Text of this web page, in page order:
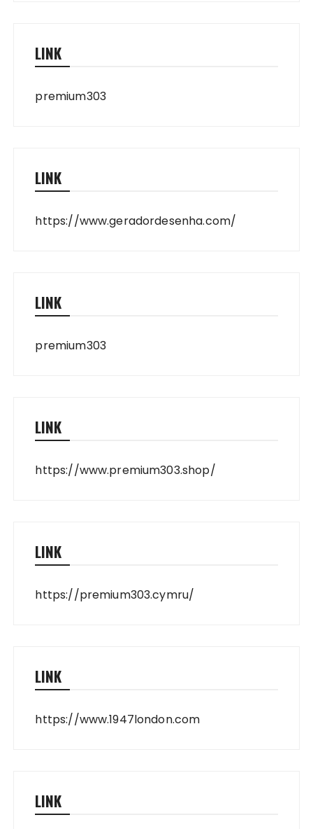
LINK
premium303
LINK
https://www.geradordesenha.com/
LINK
premium303
LINK
https://www.premium303.shop/
LINK
https://premium303.cymru/
LINK
https://www.1947london.com
LINK